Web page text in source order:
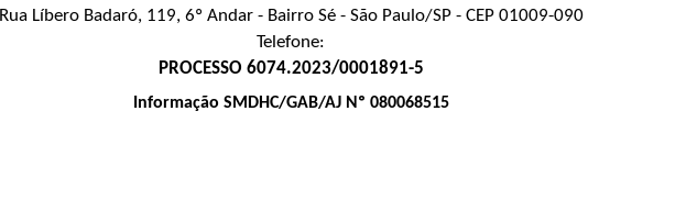
Rua Líbero Badaró, 119, 6º Andar - Bairro Sé - São Paulo/SP - CEP 01009-090
Telefone:
PROCESSO 6074.2023/0001891-5
Informação SMDHC/GAB/AJ Nº 080068515